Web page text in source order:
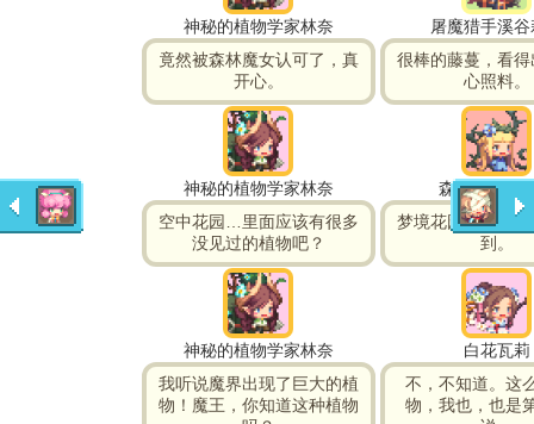
神秘的植物学家林奈
屠魔猎手溪
竟然被森林魔女认可了，真
开心。
神秘的植物学家林奈
很棒的藤蔓，看
心照料。
森林魔女娅
空中花园…里面应该有很多
没见过的植物吧？
神秘的植物学家林奈
梦境花园…博士一
到。
白花瓦莉
我听说魔界出现了巨大的植
物！魔王，你知道这种植物
不，不知道。这
物，我也，也是